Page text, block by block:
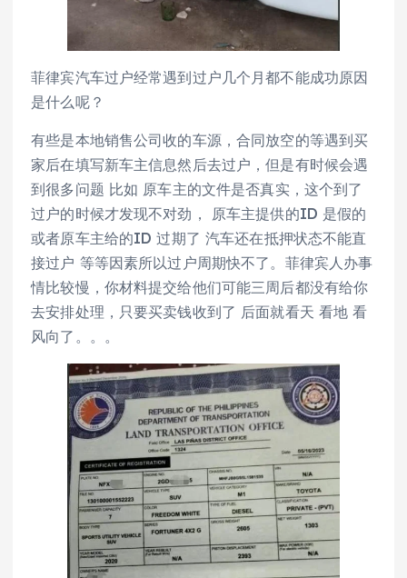
菲律宾汽车过户经常遇到过户几个月都不能成功原因
是什么呢？
有些是本地销售公司收的车源，合同放空的等遇到买
家后在填写新车主信息然后去过户，但是有时候会遇
到很多问题 比如 原车主的文件是否真实，这个到了
过户的时候才发现不对劲， 原车主提供的ID 是假的
或者原车主给的ID 过期了 汽车还在抵押状态不能直
接过户 等等因素所以过户周期快不了。菲律宾人办事
情比较慢，你材料提交给他们可能三周后都没有给你
去安排处理，只要买卖钱收到了 后面就看天 看地 看
风向了。。。